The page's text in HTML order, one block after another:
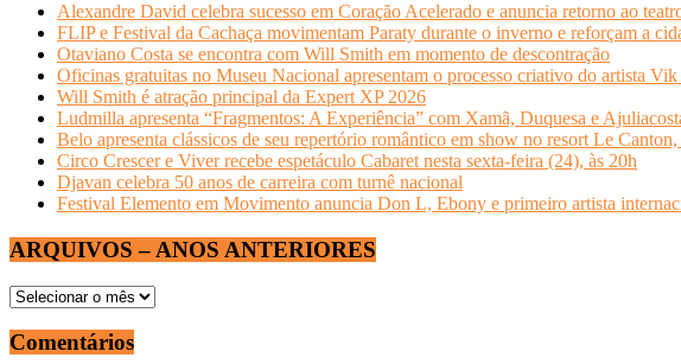
Alexandre David celebra sucesso em Coração Acelerado e anuncia retorno ao
FLIP e Festival da Cachaça movimentam Paraty durante o inverno e reforçam a
Otaviano Costa se encontra com Will Smith em momento de descontração
Oficinas gratuitas no Museu Nacional apresentam o processo criativo do artista
Will Smith é atração principal da Expert XP 2026
Ludmilla apresenta “Fragmentos: A Experiência” com Xamã, Duquesa e
Belo apresenta clássicos de seu repertório romântico em show no resort Le
Circo Crescer e Viver recebe espetáculo Cabaret nesta sexta-feira (24), às 20h
Djavan celebra 50 anos de carreira com turnê nacional
Festival Elemento em Movimento anuncia Don L, Ebony e primeiro artista
ARQUIVOS – ANOS ANTERIORES
ARQUIVOS
ANOS
ANTERIORES
Comentários